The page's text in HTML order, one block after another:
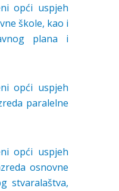
opći uspjeh
škole, kao i
plana i
opći uspjeh
paralelne
opći uspjeh
osnovne
stvaralaštva,